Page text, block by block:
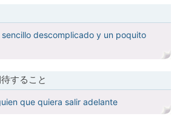
descomplicado y un poquito
すること
que quiera salir adelante